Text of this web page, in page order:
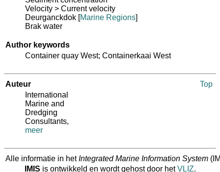
Velocity > Current velocity
Deurganckdok [Marine Regions]
Brak water
Author keywords
Container quay West; Containerkaai West
Auteur
Top
International
Marine and
Dredging
Consultants,
meer
Alle informatie in hetIntegrated Marine Information System
IMIS is ontwikkeld en wordt gehost door hetVLIZ.